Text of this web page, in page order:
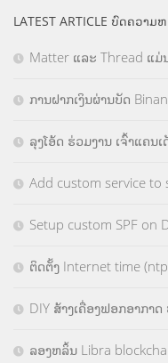
LATEST ARTICLE ບົດຄວາມ
Matter ແລະ Thread ແມ່
ການຝາກເງິນຜ່ານບັດ
ລຸງໂອ້ດ ຮ່ວມງານ ເຈົ້າແຄນ
Add custom service to
Setup custom SPF on
ຕິດຕັ້ງ Internet time
DIY ສ້າງເຄື່ອງຟອກອາກາ
ລອງຫລິ້ນ Libra